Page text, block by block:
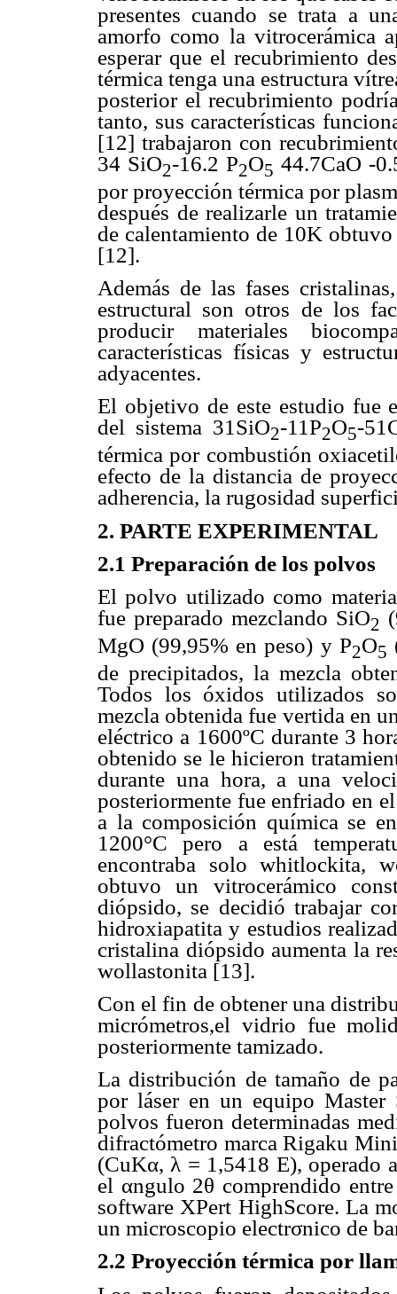
presentes cuando se trata a
amorfo como la vitrocerámica
esperar que el recubrimiento
térmica tenga una estructura
posterior el recubrimiento
tanto, sus características
[12] trabajaron con
34 SiO2-16.2 P2O5 44.7CaO -
por proyección térmica por
después de realizarle un
de calentamiento de 10K
[12].
Además de las fases
estructural son otros de los
producir materiales
características físicas y
adyacentes.
El objetivo de este estudio fue
del sistema 31SiO2-11P2O5-
térmica por combustión
efecto de la distancia de
adherencia, la rugosidad
2. PARTE EXPERIMENTAL
2.1 Preparación de los polvos
El polvo utilizado como
fue preparado mezclando SiO2
MgO (99,95% en peso) y P2O5
de precipitados, la mezcla
Todos los óxidos utilizados
mezcla obtenida fue vertida en
eléctrico a 1600ºC durante 3
obtenido se le hicieron
durante una hora, a una
posteriormente fue enfriado en
a la composición química se
1200°C pero a está
encontraba solo whitlockita,
obtuvo un vitrocerámico
diópsido, se decidió trabajar
hidroxiapatita y estudios
cristalina diópsido aumenta la
wollastonita [13].
Con el fin de obtener una
micrómetros,el vidrio fue
posteriormente tamizado.
La distribución de tamaño de
por láser en un equipo Master
polvos fueron determinadas
difractómetro marca Rigaku
(CuKα, λ = 1,5418 Ε), operado
el αngulo 2θ comprendido
software XPert HighScore. La
un microscopio electrσnico de
2.2 Proyección térmica por